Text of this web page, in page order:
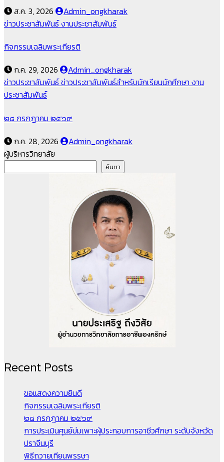
ส.ค. 3, 2026
Admin_ongkharak
ข่าวประชาสัมพันธ์งานประชาสัมพันธ์
กิจกรรมเฉลิมพระเกียรติ
ก.ค. 29, 2026
Admin_ongkharak
ข่าวประชาสัมพันธ์ข่าวประชาสัมพันธ์สำหรับนักเรียนนักศึกษา งาน
ประชาสัมพันธ์
๒๘ กรกฎาคม ๒๕๖๙
ก.ค. 28, 2026
Admin_ongkharak
ผู้บริหารวิทยาลัย
ค้นหา
Recent Posts
ขอแสดงความยินดี
กิจกรรมเฉลิมพระเกียรติ
๒๘ กรกฎาคม ๒๕๖๙
การประเมินศูนย์บ่มเพาะผู้ประกอบการอาชีวศึกษา ระดับจังหวัด
ปราจีนบุรี
พิธีถวายเทียนพรรษา